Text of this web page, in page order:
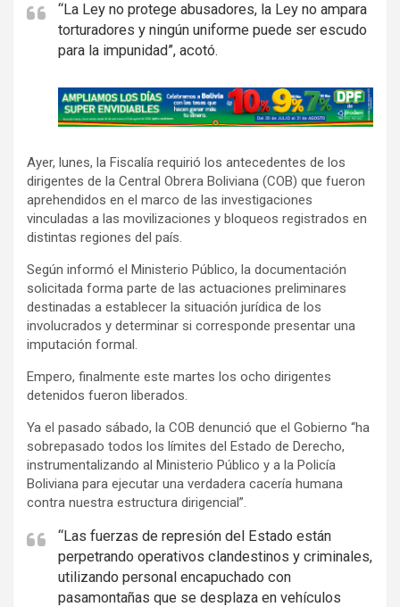
“La Ley no protege abusadores, la Ley no ampara
torturadores y ningún uniforme puede ser escudo
para la impunidad”, acotó.
A
d
e
r
t
i
s
e
m
e
n
t
:
Ayer, lunes, la Fiscalía requirió los antecedentes de los
dirigentes de la Central Obrera Boliviana (COB) que fueron
aprehendidos en el marco de las investigaciones
vinculadas a las movilizaciones y bloqueos registrados en
distintas regiones del país.
Según informó el Ministerio Público, la documentación
solicitada forma parte de las actuaciones preliminares
destinadas a establecer la situación jurídica de los
involucrados y determinar si corresponde presentar una
imputación formal.
Empero, finalmente este martes los ocho dirigentes
detenidos fueron liberados.
Ya el pasado sábado, la COB denunció que el Gobierno “ha
sobrepasado todos los límites del Estado de Derecho,
instrumentalizando al Ministerio Público y a la Policía
Boliviana para ejecutar una verdadera cacería humana
contra nuestra estructura dirigencial”.
“Las fuerzas de represión del Estado están
perpetrando operativos clandestinos y criminales,
utilizando personal encapuchado con
pasamontañas que se desplaza en vehículos